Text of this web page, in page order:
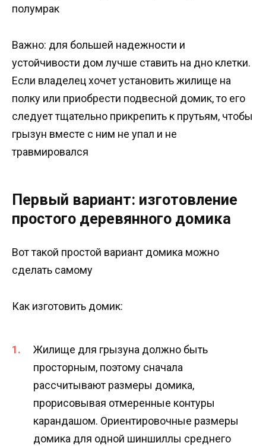
полумрак
Важно: для большей надежности и
устойчивости дом лучше ставить на дно клетки.
Если владелец хочет установить жилище на
полку или приобрести подвесной домик, то его
следует тщательно прикрепить к прутьям, чтобы
грызун вместе с ним не упал и не
травмировался
Первый вариант: изготовление
простого деревянного домика
Вот такой простой вариант домика можно
сделать самому
Как изготовить домик:
Жилище для грызуна должно быть
просторным, поэтому сначала
рассчитывают размеры домика,
прорисовывая отмеренные контуры
карандашом. Ориентировочные размеры
домика для одной шиншиллы среднего